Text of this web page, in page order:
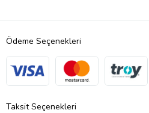
Ödeme Seçenekleri
Taksit Seçenekleri